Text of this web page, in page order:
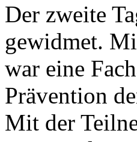
Der zweite
gewidmet.
war eine
Prävention
Mit der